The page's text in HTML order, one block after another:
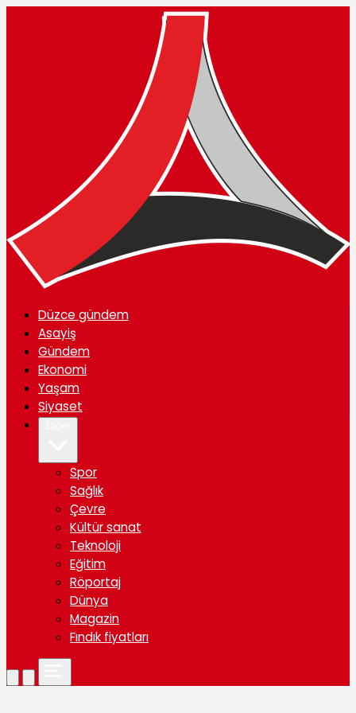
Düzce gündem
Asayiş
Gündem
Ekonomi
Yaşam
Siyaset
Spor
Sağlık
Çevre
Kültür sanat
Teknoloji
Eğitim
Röportaj
Dünya
Magazin
Fındık fiyatları